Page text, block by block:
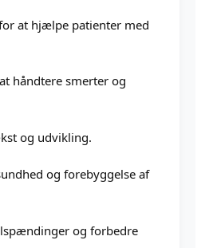
at hjælpe patienter med
håndtere smerter og
og udvikling.
og forebyggelse af
og forbedre